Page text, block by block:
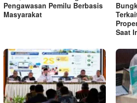
Pengawasan Pemilu Berbasis
Masyarakat
Saat